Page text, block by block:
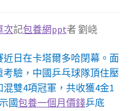
次記包養網ppt者 劉峣
近日在卡塔爾多哈閉幕。面
驗，中國乒乓球隊頂住壓
雙4項冠軍，共收獲4金1
國包養一個月價錢乒底